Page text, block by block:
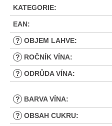
KATEGORIE:
EAN:
? OBJEM LAHVE:
? ROČNÍK VÍNA:
? ODRŮDA VÍNA:
? BARVA VÍNA:
? OBSAH CUKRU: